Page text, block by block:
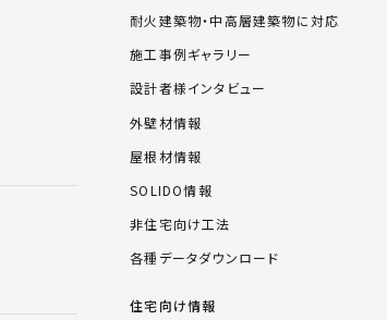
耐火建築物・中高層建築物に対応
施工事例ギャラリー
設計者様インタビュー
外壁材情報
屋根材情報
SOLIDO情報
非住宅向け工法
各種データダウンロード
住宅向け情報